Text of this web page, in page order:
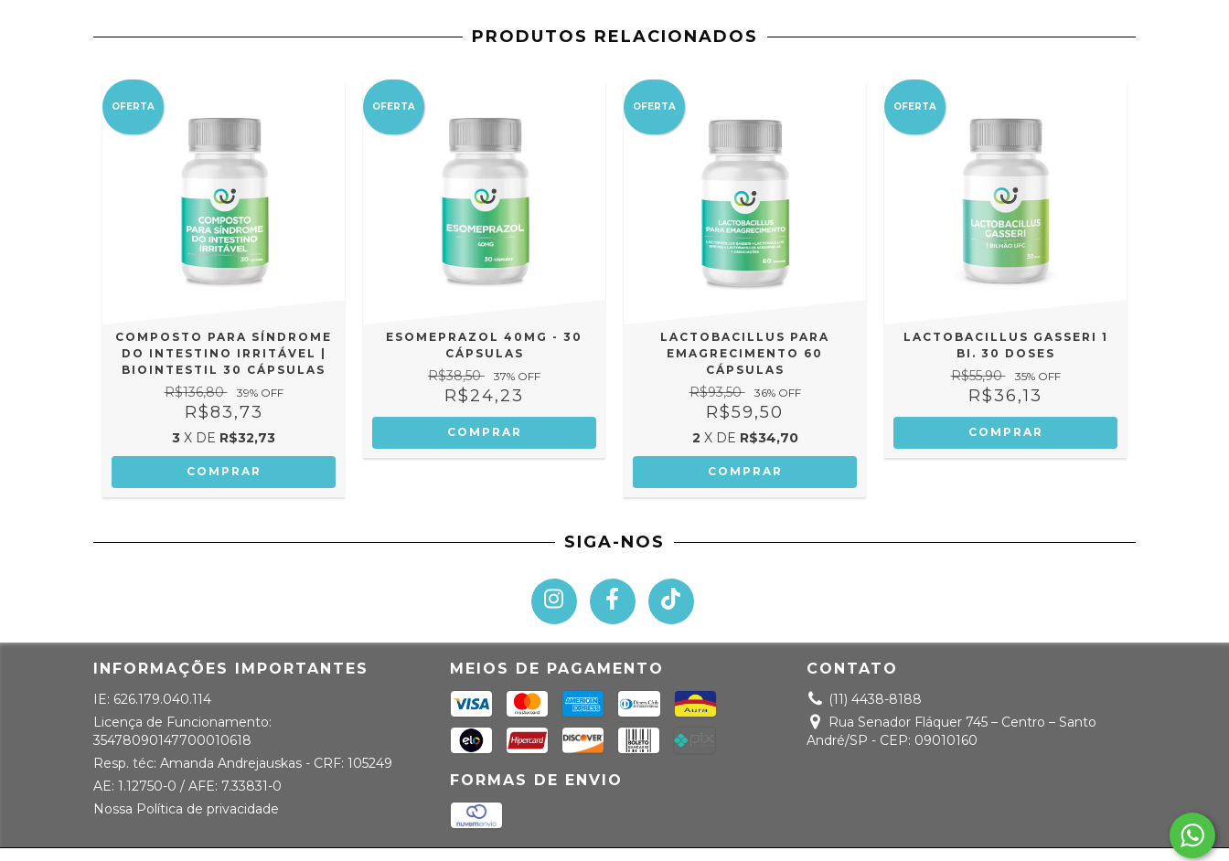
PRODUTOS RELACIONADOS
OFERTA
COMPOSTO PARA SÍNDROME
DO INTESTINO IRRITÁVEL |
BIOINTESTIL 30 CÁPSULAS
R$136,80 39% OFF
R$83,73
3 X DE R$32,73
OFERTA
ESOMEPRAZOL 40MG - 30
CÁPSULAS
R$38,50 37% OFF
R$24,23
OFERTA
LACTOBACILLUS PARA
EMAGRECIMENTO 60
CÁPSULAS
R$93,50 36% OFF
R$59,50
2 X DE R$34,70
OFERTA
LACTOBACILLUS GASSERI 1
BI. 30 DOSES
R$55,90 35% OFF
R$36,13
SIGA-NOS
INFORMAÇÕES IMPORTANTES
IE: 626.179.040.114
Licença de Funcionamento:
35478090147700010618
Resp. téc: Amanda Andrejauskas - CRF: 105249
AE: 1.12750-0 / AFE: 7.33831-0
Nossa Política de privacidade
MEIOS DE PAGAMENTO
FORMAS DE ENVIO
CONTATO
(11) 4438-8188
Rua Senador Fláquer 745 – Centro – Santo
André/SP - CEP: 09010160